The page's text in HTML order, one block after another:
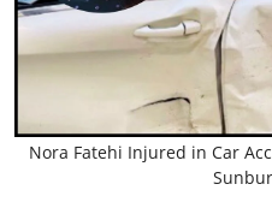
Tour & Travel
About Us
Nora Fatehi Injured in Car